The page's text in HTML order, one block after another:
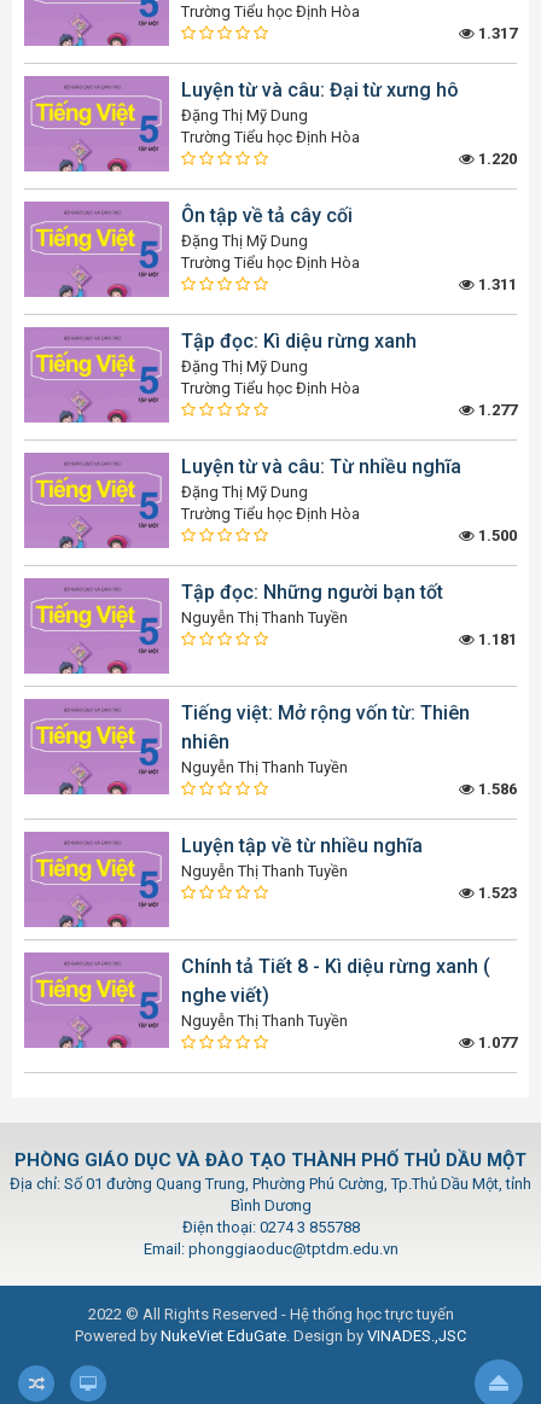
Trường Tiểu học Định Hòa
1.317
Luyện từ và câu: Đại từ xưng hô
Đặng Thị Mỹ Dung
Trường Tiểu học Định Hòa
1.220
Ôn tập về tả cây cối
Đặng Thị Mỹ Dung
Trường Tiểu học Định Hòa
1.311
Tập đọc: Kì diệu rừng xanh
Đặng Thị Mỹ Dung
Trường Tiểu học Định Hòa
1.277
Luyện từ và câu: Từ nhiều nghĩa
Đặng Thị Mỹ Dung
Trường Tiểu học Định Hòa
1.500
Tập đọc: Những người bạn tốt
Nguyễn Thị Thanh Tuyền
1.181
Tiếng việt: Mở rộng vốn từ: Thiên
nhiên
Nguyễn Thị Thanh Tuyền
1.586
Luyện tập về từ nhiều nghĩa
Nguyễn Thị Thanh Tuyền
1.523
Chính tả Tiết 8 - Kì diệu rừng xanh (
nghe viết)
Nguyễn Thị Thanh Tuyền
1.077
PHÒNG GIÁO DỤC VÀ ĐÀO TẠO THÀNH PHỐ THỦ DẦU MỘT
Địa chỉ: Số 01 đường Quang Trung, Phường Phú Cường, Tp.Thủ Dầu Một, tỉnh
Bình Dương
Điện thoại: 0274 3 855788
Email: phonggiaoduc@tptdm.edu.vn
2022 © All Rights Reserved - Hệ thống học trực tuyến
Powered by NukeViet EduGate. Design by VINADES.,JSC